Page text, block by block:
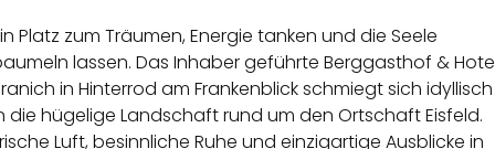
Platz zum Träumen, Energie tanken und die Seele
lassen. Das Inhaber geführte Berggasthof &
in Hinterrod am Frankenblick schmiegt sich idyllisch
die hügelige Landschaft rund um den Ortschaft Eisfeld.
Luft, besinnliche Ruhe und einzigartige Ausblicke in